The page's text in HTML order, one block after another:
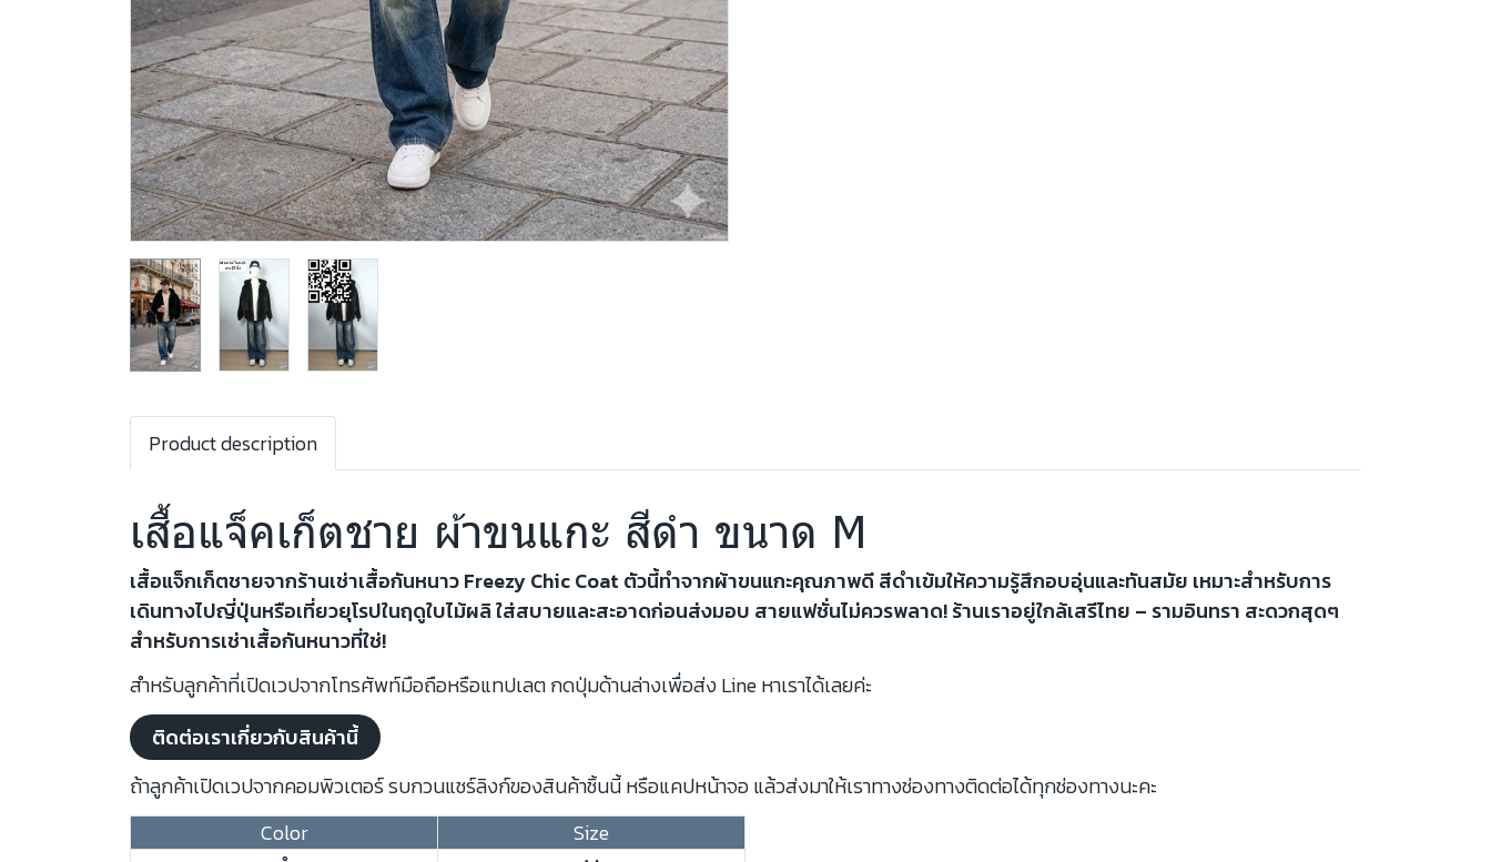
Product description
เสื้อแจ็คเก็ตชาย ผ้าขนแกะ สีดำ ขนาด M
เสื้อแจ็กเก็ตชายจากร้านเช่าเสื้อกันหนาว Freezy Chic Coat ตัวนี้ทำจากผ้าขนแกะคุณภาพดี สีดำเข้มให้ความรู้สึกอบอุ่นและทันสมัย เหมาะสำหรับการ
เดินทางไปญี่ปุ่นหรือเที่ยวยุโรปในฤดูใบไม้ผลิ ใส่สบายและสะอาดก่อนส่งมอบ สายแฟชั่นไม่ควรพลาด! ร้านเราอยู่ใกล้เสรีไทย – รามอินทรา สะดวกสุดๆ
สำหรับการเช่าเสื้อกันหนาวที่ใช่!
สำหรับลูกค้าที่เปิดเวปจากโทรศัพท์มือถือหรือแทปเลต กดปุ่มด้านล่างเพื่อส่ง Line หาเราได้เลยค่ะ
ติดต่อเราเกี่ยวกับสินค้านี้
ถ้าลูกค้าเปิดเวปจากคอมพิวเตอร์ รบกวนแชร์ลิงก์ของสินค้าชิ้นนี้ หรือแคปหน้าจอ แล้วส่งมาให้เราทางช่องทางติดต่อได้ทุกช่องทางนะคะ
Color
Size